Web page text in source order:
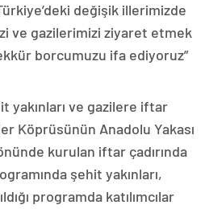
değişik illerimizde
ve gazilerimizi ziyaret etmek
borcumuzu ifa ediyoruz”
yakınları ve gazilere iftar
Köprüsünün Anadolu Yakası
kurulan iftar çadırında
şehit yakınları,
programda katılımcılar